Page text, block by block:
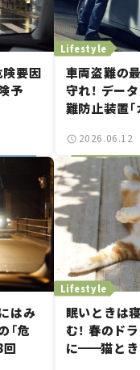
要因
予
Lifestyle
車両盗難の
守れ！ デー
難防止装置
ボーイ”に
つ。
2026.06.12
はみ
「危
回
Lifestyle
眠いときは
む！ 春のド
に━━猫と